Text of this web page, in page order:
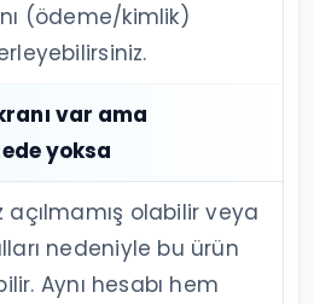
(ödeme/kimlik)
var ama
yoksa
açılmamış olabilir veya
nedeniyle bu ürün
Aynı hesabı hem